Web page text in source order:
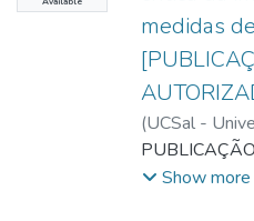
Convenção
Humanos e
Direitos Civis
abordagem
documental,
processual
da
medidas
(UCSal -
2026-06-14)
Batista;
Show more